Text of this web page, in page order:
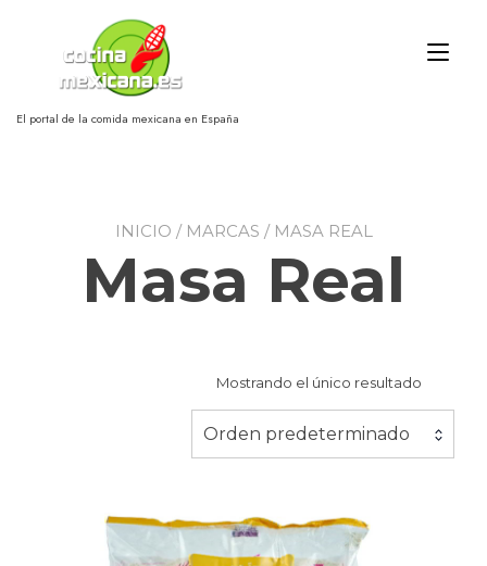
contenido
El portal de la comida mexicana en España
INICIO / MARCAS / MASA REAL
Masa Real
Mostrando el único resultado
Orden predeterminado